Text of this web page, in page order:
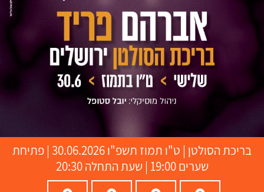
בריכת הסולטן | ט"ו תמוז תשפ"ו
30.06.2026 | פתיחת
שערים 19:00 | שעת התחלה 20:30